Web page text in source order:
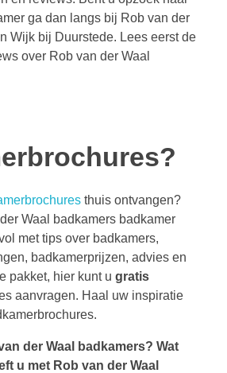
ga dan langs bij Rob van der
Wijk bij Duurstede. Lees eerst de
over Rob van der Waal
thuis ontvangen?
Waal badkamers badkamer
met tips over badkamers,
badkamerprijzen, advies en
pakket, hier kunt u gratis
aanvragen. Haal uw inspiratie
der Waal badkamers? Wat
u met Rob van der Waal